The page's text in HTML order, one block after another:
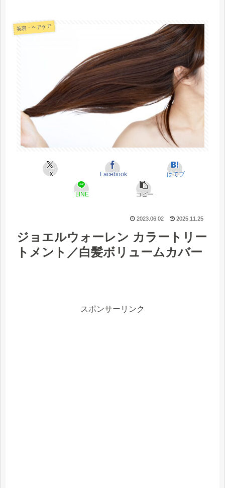
美容・ヘアケア
X Facebook はてブ
LINE コピー
2023.06.02 2025.11.25
ジョエルウォーレン カラートリー
トメント／白髪ボリュームカバー
スポンサーリンク